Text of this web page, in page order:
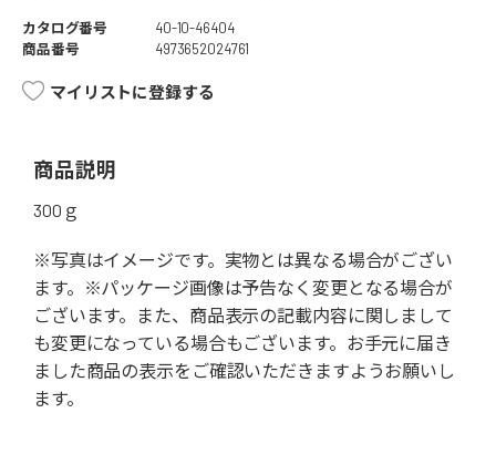
カタログ番号
40-10-46404
商品番号
4973652024761
マイリストに登録する
商品説明
300ｇ
※写真はイメージです。実物とは異なる場合がござい
ます。※パッケージ画像は予告なく変更となる場合が
ございます。また、商品表示の記載内容に関しまして
も変更になっている場合もございます。お手元に届き
ました商品の表示をご確認いただきますようお願いし
ます。